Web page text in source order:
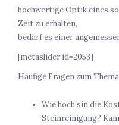
hochwertige Optik eines
Zeit zu erhalten,
bedarf es einer
[metaslider id=2053]
Häufige Fragen zum
Wie hoch sin die
Steinreinigung?